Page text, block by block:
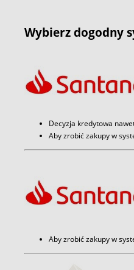
Wybierz dogodny
Decyzja kredytowa
Aby zrobić zakupy w
Aby zrobić zakupy w